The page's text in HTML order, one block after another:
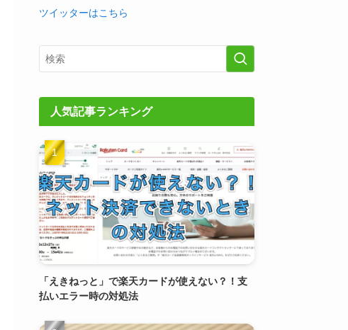
ツイッターはこちら
人気記事ランキング
「えきねっと」で楽天カードが使えない？！支
払いエラー時の対処法